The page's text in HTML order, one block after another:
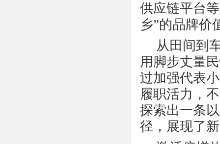
供应链平台
乡”的品牌价
从田间到
用脚步丈量
过加强代表
履职活力，
探索出一条
径，展现了